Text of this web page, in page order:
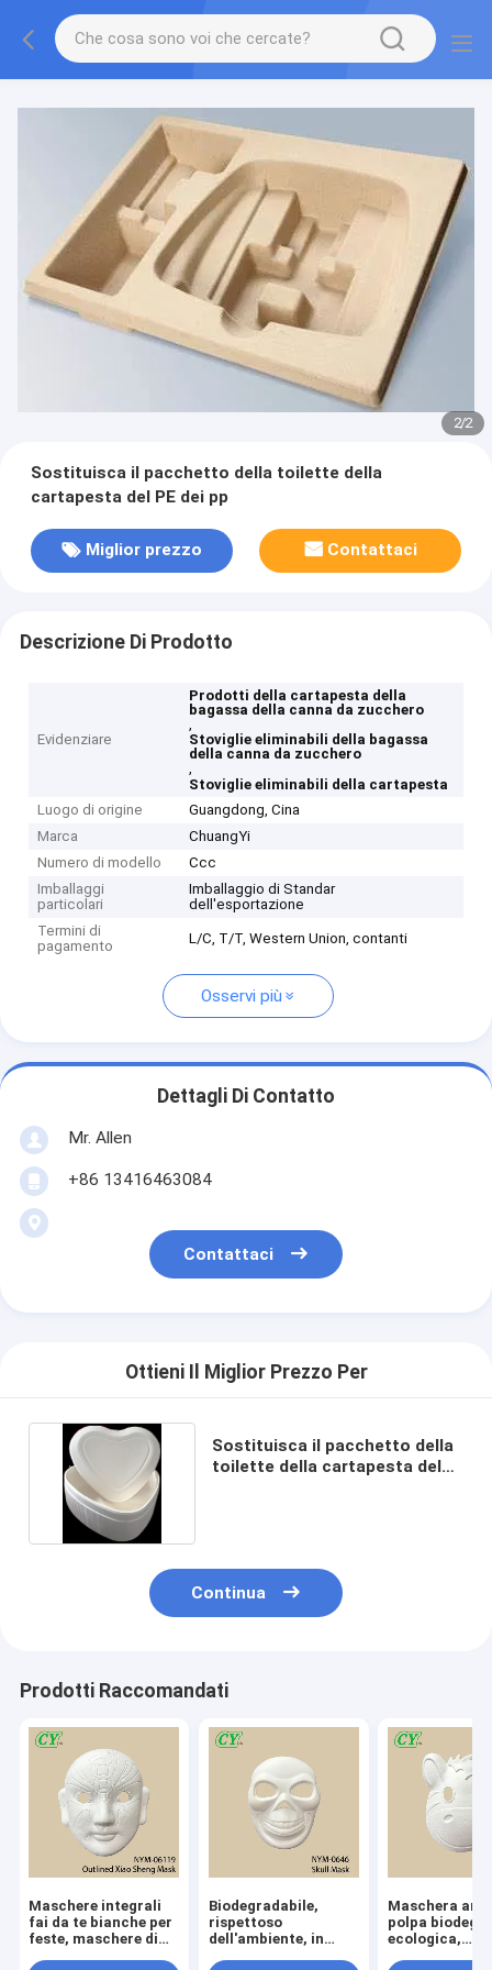
2/2
Sostituisca il pacchetto della toilette della
cartapesta del PE dei pp
Miglior prezzo Contattaci
Descrizione Di Prodotto
Evidenziare
Prodotti della cartapesta della
bagassa della canna da zucchero
,
Stoviglie eliminabili della bagassa
della canna da zucchero
,
Stoviglie eliminabili della cartapesta
Luogo di origine
Guangdong, Cina
Marca
ChuangYi
Numero di modello
Ccc
Imballaggi
particolari
Imballaggio di Standar
dell'esportazione
Termini di
pagamento
L/C, T/T, Western Union, contanti
Osservi più
Dettagli Di Contatto
Mr. Allen
+86 13416463084
Contattaci
Ottieni Il Miglior Prezzo Per
Sostituisca il pacchetto della
toilette della cartapesta del
Continua
Prodotti Raccomandati
Maschere integrali
fai da te bianche per
feste, maschere di
Biodegradabile,
rispettoso
dell'ambiente, in
Maschera
polpa
ecologica,